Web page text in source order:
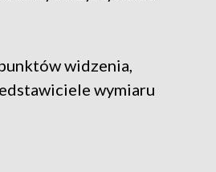
widzenia,
wymiaru